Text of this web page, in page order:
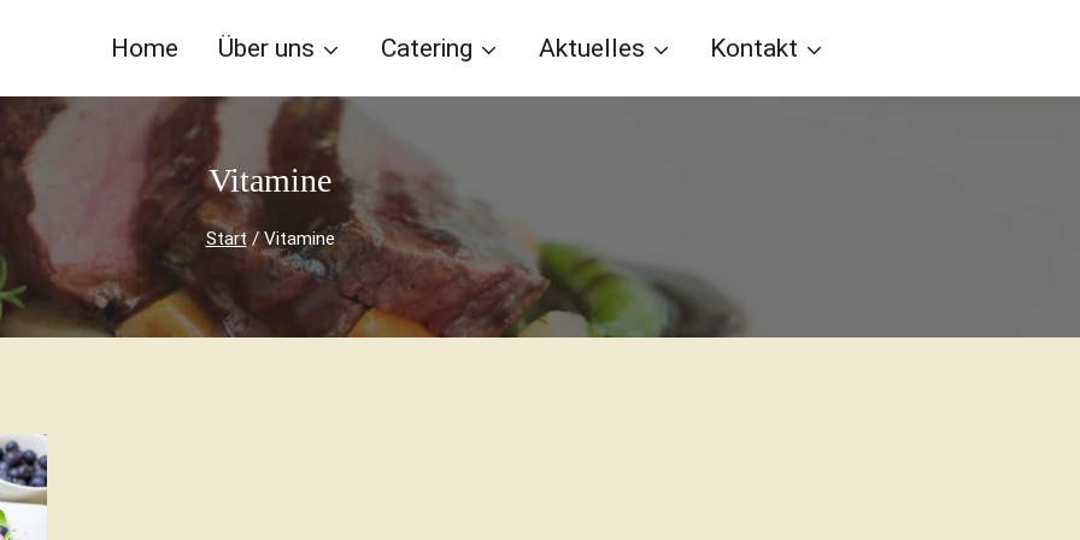
Home Über uns Catering Aktuelles Kontakt
Vitamine
Start / Vitamine